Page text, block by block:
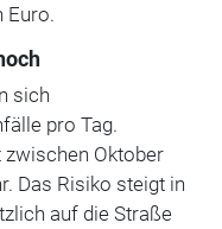
Euro.
sich
pro Tag.
Oktober
Das Risiko steigt in
auf die Straße